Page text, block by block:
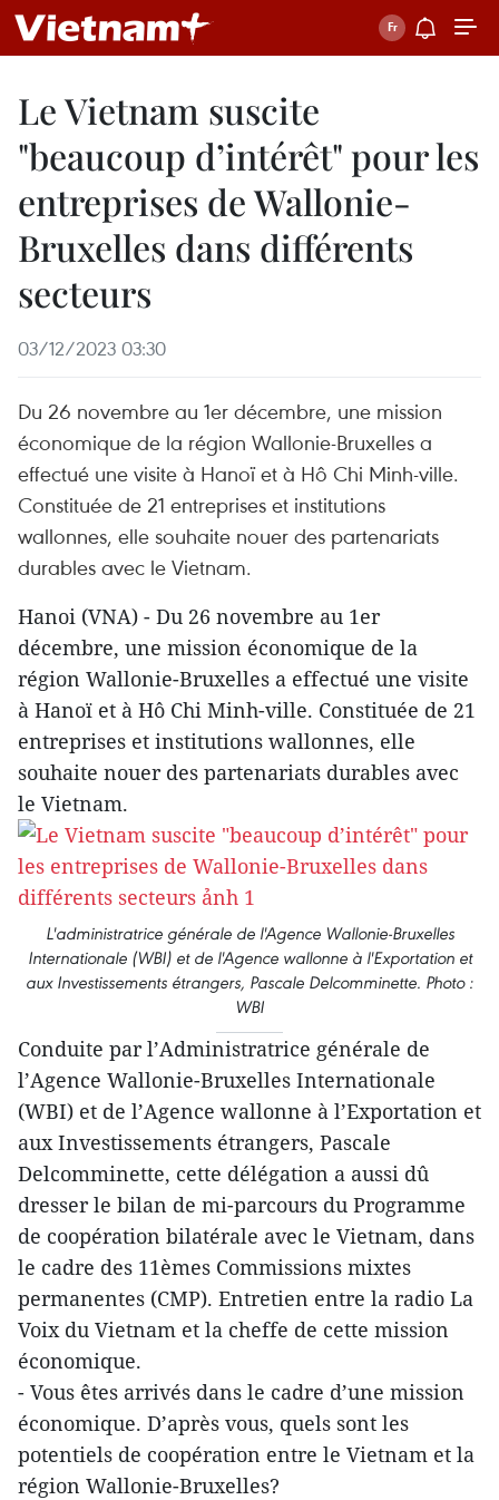
Le Vietnam suscite
"beaucoup d’intérêt" pour les
entreprises de Wallonie-
Bruxelles dans différents
secteurs
03/12/2023 03:30
Du 26 novembre au 1er décembre, une mission
économique de la région Wallonie-Bruxelles a
effectué une visite à Hanoï et à Hô Chi Minh-ville.
Constituée de 21 entreprises et institutions
wallonnes, elle souhaite nouer des partenariats
durables avec le Vietnam.
Hanoi (VNA) - Du 26 novembre au 1er
décembre, une mission économique de la
région Wallonie-Bruxelles a effectué une visite
à Hanoï et à Hô Chi Minh-ville. Constituée de 21
entreprises et institutions wallonnes, elle
souhaite nouer des partenariats durables avec
le Vietnam.
L'administratrice générale de l'Agence Wallonie-Bruxelles
Internationale (WBI) et de l'Agence wallonne à l'Exportation et
aux Investissements étrangers, Pascale Delcomminette. Photo :
WBI
Conduite par l’Administratrice générale de
l’Agence Wallonie-Bruxelles Internationale
(WBI) et de l’Agence wallonne à l’Exportation et
aux Investissements étrangers, Pascale
Delcomminette, cette délégation a aussi dû
dresser le bilan de mi-parcours du Programme
de coopération bilatérale avec le Vietnam, dans
le cadre des 11èmes Commissions mixtes
permanentes (CMP). Entretien entre la radio La
Voix du Vietnam et la cheffe de cette mission
économique.
- Vous êtes arrivés dans le cadre d’une mission
économique. D’après vous, quels sont les
potentiels de coopération entre le Vietnam et la
région Wallonie-Bruxelles?